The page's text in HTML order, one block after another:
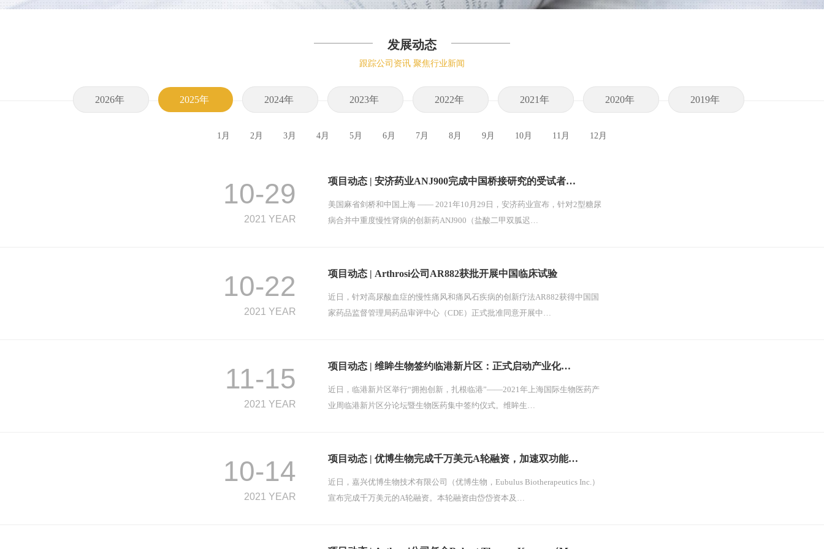
发展动态
跟踪公司资讯 聚焦行业新闻
2026年 2025年
1月 2月 3月 4月 5月 6月 7月 8月 9月 10月 11月 12月
2024年 2023年 2022年 2021年 2020年 2019年
10-29
2021 YEAR
项目动态 | 安济药业ANJ900完成中国桥接研究的受试者…
美国麻省剑桥和中国上海 —— 2021年10月29日，安济药业宣布，针对2型糖尿
病合并中重度慢性肾病的创新药ANJ900（盐酸二甲双胍迟…
10-22
2021 YEAR
项目动态 | Arthrosi公司AR882获批开展中国临床试验
近日，针对高尿酸血症的慢性痛风和痛风石疾病的创新疗法AR882获得中国国
家药品监督管理局药品审评中心（CDE）正式批准同意开展中…
11-15
2021 YEAR
项目动态 | 维眸生物签约临港新片区：正式启动产业化…
近日，临港新片区举行“拥抱创新，扎根临港”——2021年上海国际生物医药产
业周临港新片区分论坛暨生物医药集中签约仪式。维眸生…
10-14
2021 YEAR
项目动态 | 优博生物完成千万美元A轮融资，加速双功能…
近日，嘉兴优博生物技术有限公司（优博生物，Eubulus Biotherapeutics Inc.）
宣布完成千万美元的A轮融资。本轮融资由岱岱资本及…